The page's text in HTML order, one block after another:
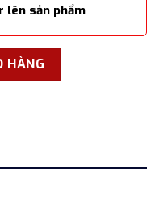
lên sản phẩm
REAL BUBEE-RBX601,
HÀNG